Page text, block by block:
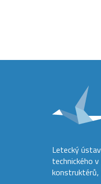
Letecký
technického
konstruktérů,